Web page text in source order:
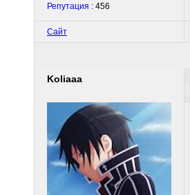
Репутация : 456
Сайт
Koliaaa